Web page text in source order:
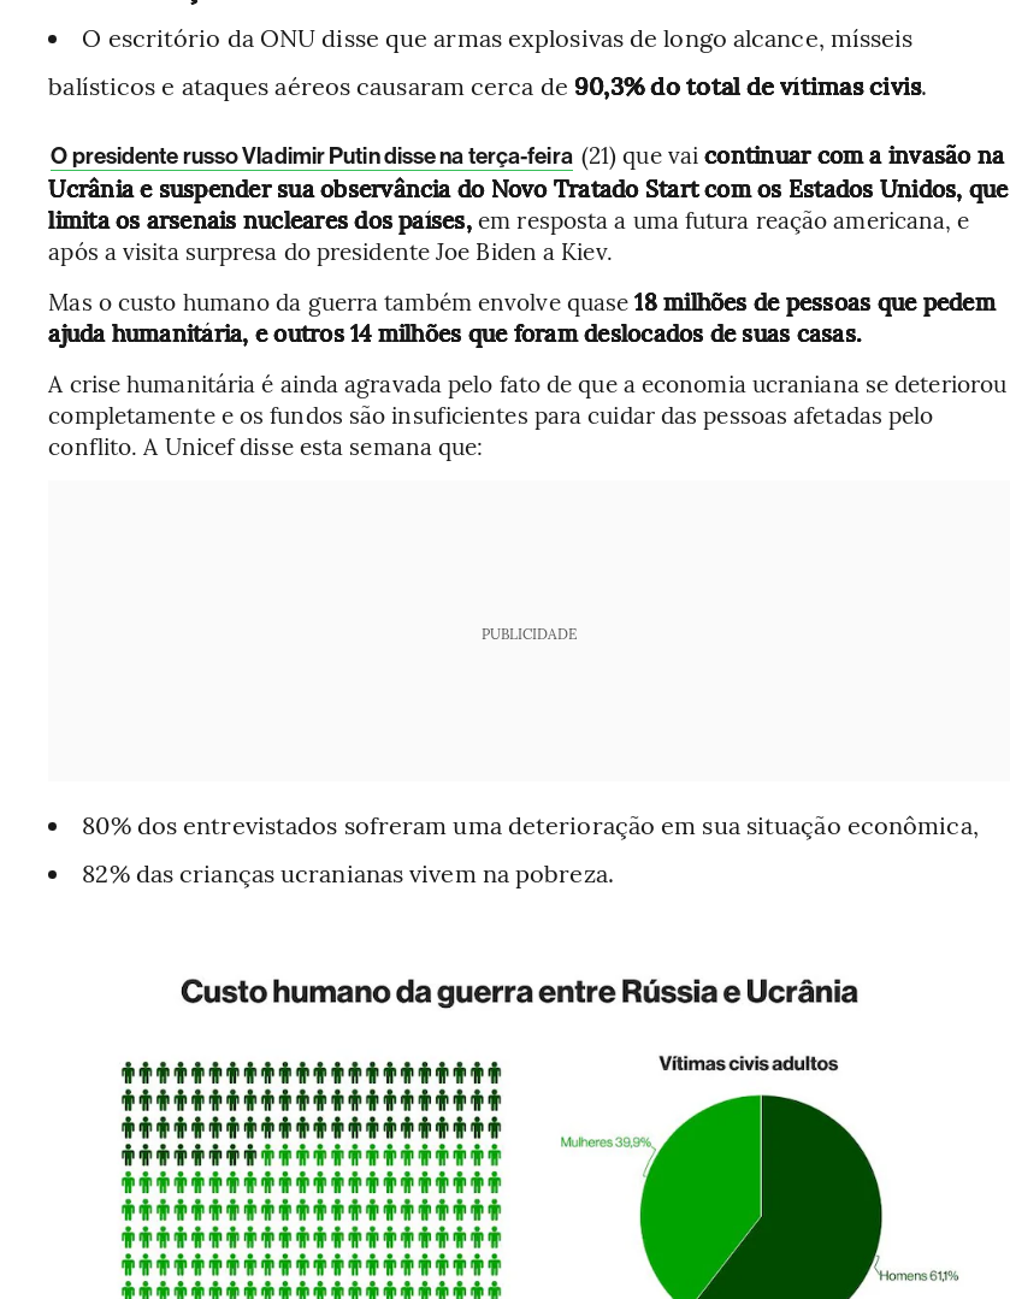
O escritório da ONU disse que armas explosivas de longo alcance, mísseis
balísticos e ataques aéreos causaram cerca de 90,3% do total de vítimas civis.
O presidente russo Vladimir Putin disse na terça-feira (21) que vaicontinuar com a invasão na
Ucrânia e suspender sua observância do Novo Tratado Start com os Estados Unidos, que
limita os arsenais nucleares dos países,em resposta a uma futura reação americana, e
após a visita surpresa do presidente Joe Biden a Kiev.
Mas o custo humano da guerra também envolve quase18 milhões de pessoas que pedem
ajuda humanitária, e outros 14 milhões que foram deslocados de suas casas.
A crise humanitária é ainda agravada pelo fato de que a economia ucraniana se deteriorou
completamente e os fundos são insuficientes para cuidar das pessoas afetadas pelo
conflito. A Unicef disse esta semana que:
PUBLICIDADE
80% dos entrevistados sofreram uma deterioração em sua situação econômica,
82% das crianças ucranianas vivem na pobreza.